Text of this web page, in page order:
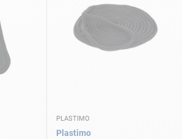
PLASTIMO
Plastimo